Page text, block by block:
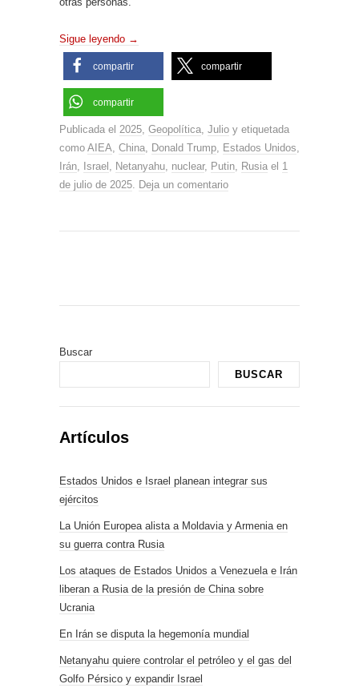
Sigue leyendo →
compartir compartir
compartir
Publicada el 2025, Geopolítica, Julio y etiquetada
como AIEA, China, Donald Trump, Estados Unidos,
Irán, Israel , Netanyahu, nuclear, Putin, Rusia el 1
de julio de 2025. Deja un comentario
Buscar
BUSCAR
Artículos
Estados Unidos e Israel planean integrar sus
ejércitos
La Unión Europea alista a Moldavia y Armenia en
su guerra contra Rusia
Los ataques de Estados Unidos a Venezuela e Irán
liberan a Rusia de la presión de China sobre
Ucrania
En Irán se disputa la hegemonía mundial
Netanyahu quiere controlar el petróleo y el gas del
Golfo Pérsico y expandir Israel